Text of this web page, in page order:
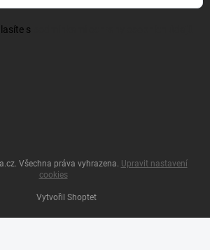
s
Vytvořil Shoptet
. Všechna práva vyhrazena. Upravit nastavení
cookies